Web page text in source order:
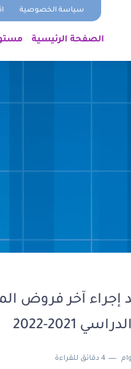
سياسة الخصوصية
الصفحة الرئيسية
إجراء آخر فروض
2021-2022
4 دقائق للقراءة